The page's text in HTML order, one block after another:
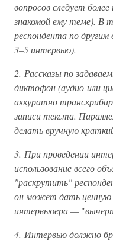
вопросов следует
знакомой ему теме). В
респондента по
3–5 интервью).
2. Рассказы по
диктофон (аудио-или
аккуратно
записи текста.
делать вручную
3. При проведении
использование всего
"раскрутить"
он может дать ценную
интервьюера —"
4. Интервью должно